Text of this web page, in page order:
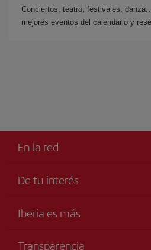
Conciertos, teatro, festivales,
mejores eventos del calendario y
En la red
De tu interés
Accesibilidad
Iberia es más
Transparencia